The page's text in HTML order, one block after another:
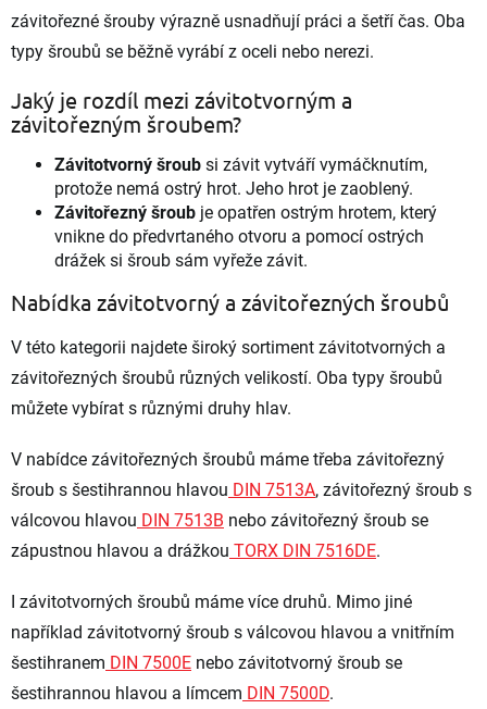
v
k
ý
s
u
závitořezné šrouby výrazně usnadňují práci a šetří čas. Oba
typy šroubů se běžně vyrábí z oceli nebo nerezi.
Jaký je rozdíl mezi závitotvorným a
závitořezným šroubem?
Závitotvorný šroub si závit vytváří vymáčknutím,
protože nemá ostrý hrot. Jeho hrot je zaoblený.
Závitořezný šroub je opatřen ostrým hrotem, který
vnikne do předvrtaného otvoru a pomocí ostrých
drážek si šroub sám vyřeže závit.
Nabídka závitotvorný a závitořezných šroubů
V této kategorii najdete široký sortiment závitotvorných a
závitořezných šroubů různých velikostí. Oba typy šroubů
můžete vybírat s různými druhy hlav.
V nabídce závitořezných šroubů máme třeba závitořezný
šroub s šestihrannou hlavou DIN 7513A, závitořezný šroub s
válcovou hlavou DIN 7513B nebo závitořezný šroub se
zápustnou hlavou a drážkou TORX DIN 7516DE.
I závitotvorných šroubů máme více druhů. Mimo jiné
například závitotvorný šroub s válcovou hlavou a vnitřním
šestihranem DIN 7500E nebo závitotvorný šroub se
šestihrannou hlavou a límcem DIN 7500D.